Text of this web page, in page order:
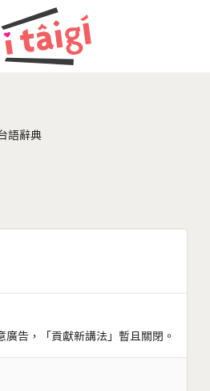
語辭典
廣告，「貢獻新講法」暫且關閉。